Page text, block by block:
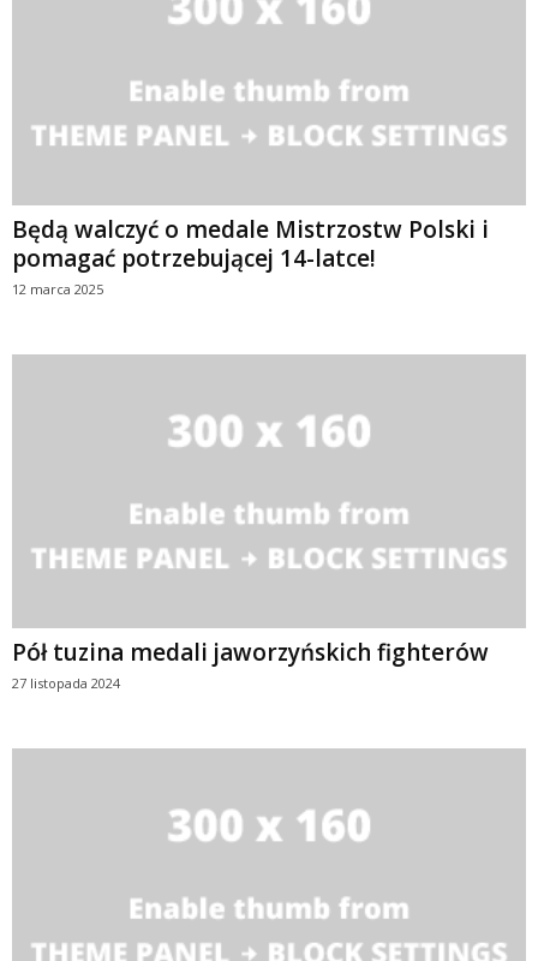
Będą walczyć o medale Mistrzostw Polski i
pomagać potrzebującej 14-latce!
12 marca 2025
Pół tuzina medali jaworzyńskich fighterów
27 listopada 2024